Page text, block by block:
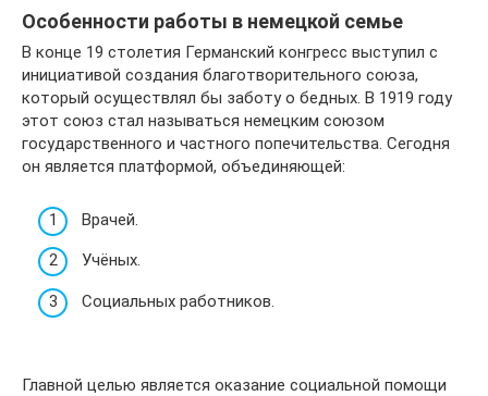
Особенности работы в немецкой семье
В конце 19 столетия Германский конгресс выступил с
инициативой создания благотворительного союза,
который осуществлял бы заботу о бедных. В 1919 году
этот союз стал называться немецким союзом
государственного и частного попечительства. Сегодня
он является платформой, объединяющей:
Врачей.
Учёных.
Социальных работников.
Главной целью является оказание социальной помощи